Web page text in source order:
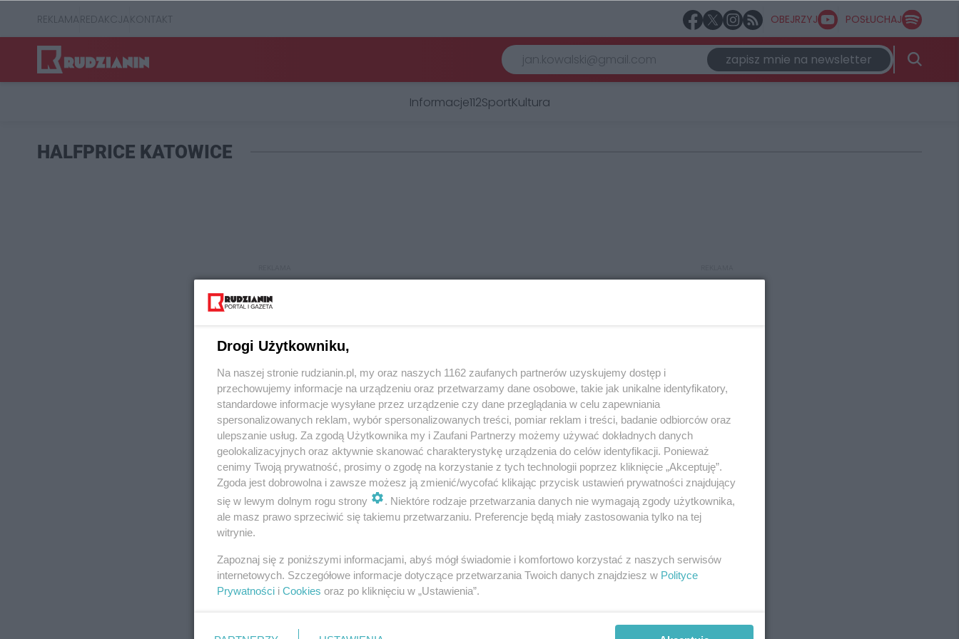
REKLAMAREDAKCJAKONTAKT OBEJRZYJ POSŁUCHAJ
zapisz mnie na newsletter
Informacje112SportKultura
HALFPRICE KATOWICE
REKLAMA REKLAMA
Drogi Użytkowniku,
Na naszej stronie rudzianin.pl, my oraz naszych 1162 zaufanych partnerów uzyskujemy dostęp i
przechowujemy informacje na urządzeniu oraz przetwarzamy dane osobowe, takie jak unikalne identyfikatory,
standardowe informacje wysyłane przez urządzenie czy dane przeglądania w celu zapewniania
spersonalizowanych reklam, wybór spersonalizowanych treści, pomiar reklam i treści, badanie odbiorców oraz
ulepszanie usług. Za zgodą Użytkownika my i Zaufani Partnerzy możemy używać dokładnych danych
geolokalizacyjnych oraz aktywnie skanować charakterystykę urządzenia do celów identyfikacji. Ponieważ
cenimy Twoją prywatność, prosimy o zgodę na korzystanie z tych technologii poprzez kliknięcie „Akceptuję”.
Zgoda jest dobrowolna i zawsze możesz ją zmienić/wycofać klikając przycisk ustawień prywatności znajdujący
się w lewym dolnym rogu strony
. Niektóre rodzaje przetwarzania danych nie wymagają zgody użytkownika,
ale masz prawo sprzeciwić się takiemu przetwarzaniu. Preferencje będą miały zastosowania tylko na tej
witrynie.
Zapoznaj się z poniższymi informacjami, abyś mógł świadomie i komfortowo korzystać z naszych serwisów
internetowych. Szczegółowe informacje dotyczące przetwarzania Twoich danych znajdziesz w Polityce
Prywatności i Cookies oraz po kliknięciu w „Ustawienia”.